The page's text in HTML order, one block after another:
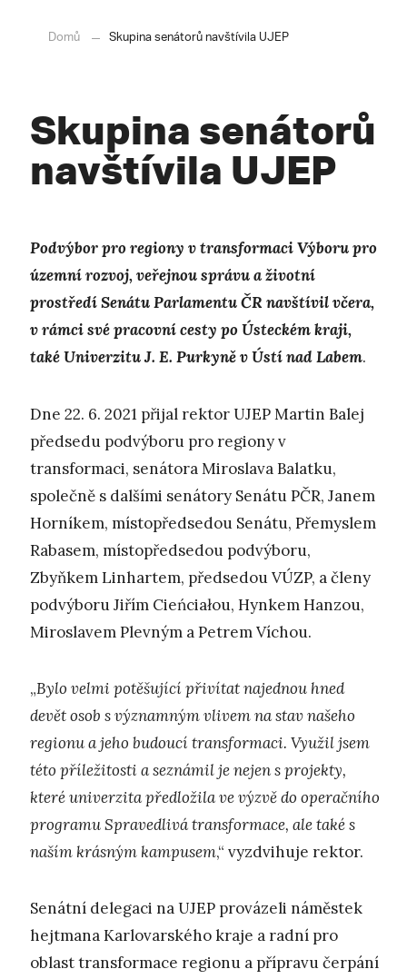
Domů Skupina senátorů navštívila UJEP
Skupina senátorů
navštívila UJEP
Podvýbor pro regiony v transformaci Výboru pro
územní rozvoj, veřejnou správu a životní
prostředí Senátu Parlamentu ČR navštívil včera,
v rámci své pracovní cesty po Ústeckém kraji,
také Univerzitu J. E. Purkyně v Ústí nad Labem.
Dne 22. 6. 2021 přijal rektor UJEP Martin Balej
předsedu podvýboru pro regiony v
transformaci, senátora Miroslava Balatku,
společně s dalšími senátory Senátu PČR, Janem
Horníkem, místopředsedou Senátu, Přemyslem
Rabasem, místopředsedou podvýboru,
Zbyňkem Linhartem, předsedou VÚZP, a členy
podvýboru Jiřím Cieńciałou, Hynkem Hanzou,
Miroslavem Plevným a Petrem Víchou.
„Bylo velmi potěšující přivítat najednou hned
devět osob s významným vlivem na stav našeho
regionu a jeho budoucí transformaci. Využil jsem
této příležitosti a seznámil je nejen s projekty,
které univerzita předložila ve výzvě do operačního
programu Spravedlivá transformace, ale také s
naším krásným kampusem,“ vyzdvihuje rektor.
Senátní delegaci na UJEP provázeli náměstek
hejtmana Karlovarského kraje a radní pro
oblast transformace regionu a přípravu čerpání